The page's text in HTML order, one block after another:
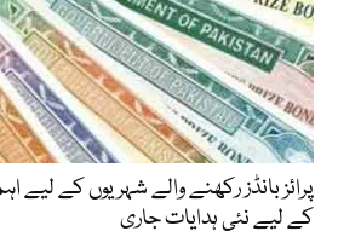
پرائز بانڈز رکھنے والے شہریوں کے لیے
کے لیے نئی ہدایات جاری